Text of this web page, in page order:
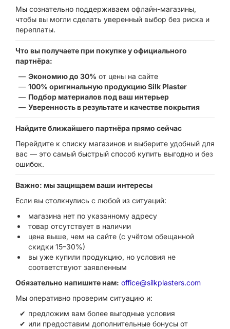
Мы сознательно поддерживаем офлайн-магазины,
чтобы вы могли сделать уверенный выбор без риска и
переплаты.
Что вы получаете при покупке у официального
партнёра:
Экономию до 30% от цены на сайте
100% оригинальную продукцию Silk Plaster
Подбор материалов под ваш интерьер
Уверенность в результате и качестве покрытия
Найдите ближайшего партнёра прямо сейчас
Перейдите к списку магазинов и выберите удобный для
вас — это самый быстрый способ купить выгодно и без
ошибок.
Важно: мы защищаем ваши интересы
Если вы столкнулись с любой из ситуаций:
магазина нет по указанному адресу
товар отсутствует в наличии
цена выше, чем на сайте (с учётом обещанной
скидки 15–30%)
вы уже купили продукцию, но условия не
соответствуют заявленным
Обязательно напишите нам: office@silkplasters.com
Мы оперативно проверим ситуацию и:
предложим вам более выгодные условия
или предоставим дополнительные бонусы от